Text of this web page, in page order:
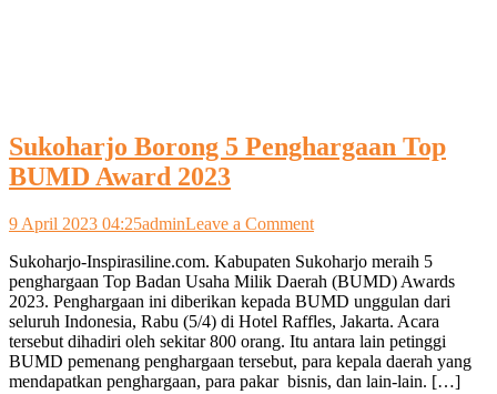
Sukoharjo Borong 5 Penghargaan Top
BUMD Award 2023
9 April 2023 04:25adminLeave a Commenton
Borong
5
Penghargaan
Top
BUMD
Award
2023
Sukoharjo-Inspirasiline.com. Kabupaten Sukoharjo meraih 5
penghargaan Top Badan Usaha Milik Daerah (BUMD) Awards
2023. Penghargaan ini diberikan kepada BUMD unggulan dari
seluruh Indonesia, Rabu (5/4) di Hotel Raffles, Jakarta. Acara
tersebut dihadiri oleh sekitar 800 orang. Itu antara lain petinggi
BUMD pemenang penghargaan tersebut, para kepala daerah yang
mendapatkan penghargaan, para pakar bisnis, dan lain-lain. […]